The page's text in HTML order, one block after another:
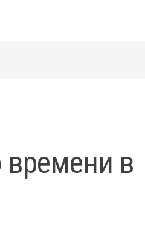
времени в